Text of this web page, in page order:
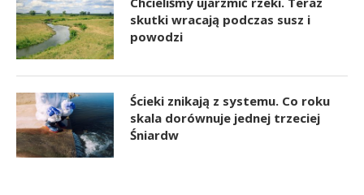
skutki wracają podczas susz i
powodzi
Ścieki znikają z systemu. Co roku
skala dorównuje jednej trzeciej
Śniardw